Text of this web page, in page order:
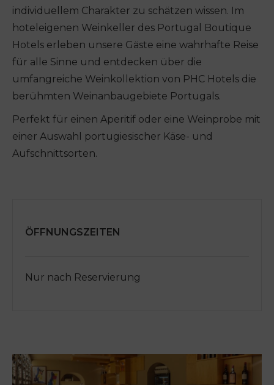
individuellem Charakter zu schätzen wissen. Im
hoteleigenen Weinkeller des Portugal Boutique
Hotels erleben unsere Gäste eine wahrhafte Reise
für alle Sinne und entdecken über die
umfangreiche Weinkollektion von PHC Hotels die
berühmten Weinanbaugebiete Portugals.
Perfekt für einen Aperitif oder eine Weinprobe mit
einer Auswahl portugiesischer Käse- und
Aufschnittsorten.
ÖFFNUNGSZEITEN
Nur nach Reservierung